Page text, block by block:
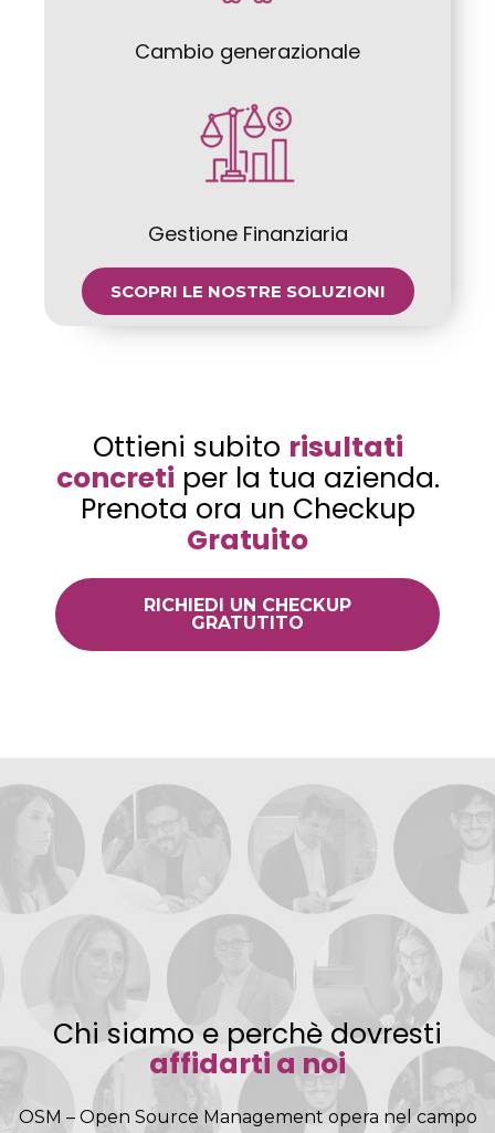
Cambio generazionale
Gestione Finanziaria
SCOPRI LE NOSTRE SOLUZIONI
Ottieni subito risultati
concreti per la tua azienda.
Prenota ora un Checkup
Gratuito
RICHIEDI UN CHECKUP
GRATUTITO
Chi siamo e perchè dovresti
affidarti a noi
OSM – Open Source Management opera nel campo